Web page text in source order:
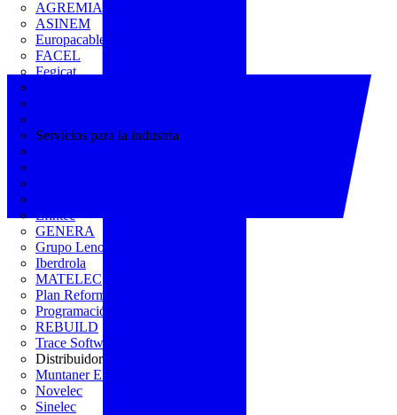
AGREMIA
ASINEM
Europacable
FACEL
Fegicat
Servicios para la industria
Efintec
GENERA
Grupo Lenor
Iberdrola
MATELEC
Plan Reforma
Programación Integral
REBUILD
Trace Software
Distribuidor
Muntaner Electro
Novelec
Sinelec